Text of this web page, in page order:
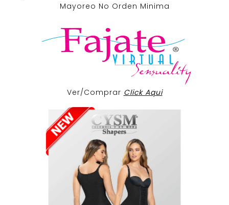
Mayoreo No Orden Minima
Ver/Comprar Click Aqui